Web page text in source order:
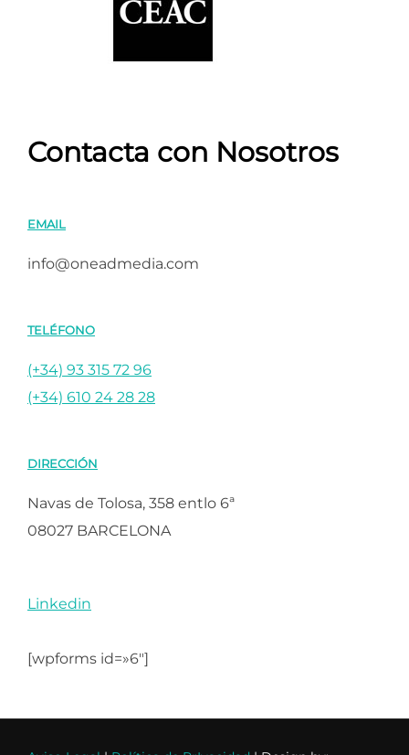
Contacta con Nosotros
EMAIL
info@oneadmedia.com
TELÉFONO
(+34) 93 315 72 96
(+34) 610 24 28 28
DIRECCIÓN
Navas de Tolosa, 358 entlo 6ª
08027 BARCELONA
Linkedin
[wpforms id=»6″]